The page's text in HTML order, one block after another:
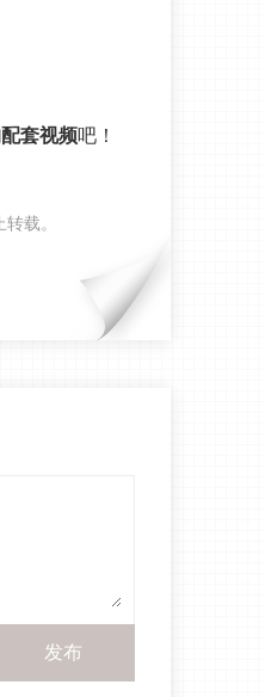
套视频吧！
载。